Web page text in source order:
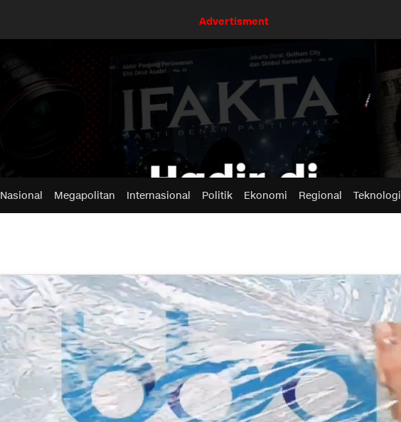
Advertisment
Nasional Megapolitan Internasional Politik Ekonomi Regional Teknologi